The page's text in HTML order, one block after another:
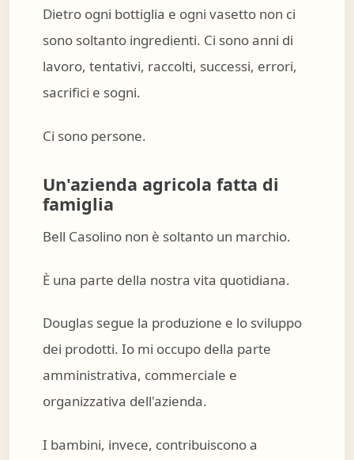
Dietro ogni bottiglia e ogni vasetto non ci
sono soltanto ingredienti. Ci sono anni di
lavoro, tentativi, raccolti, successi, errori,
sacrifici e sogni.
Ci sono persone.
Un'azienda agricola fatta di
famiglia
Bell Casolino non è soltanto un marchio.
È una parte della nostra vita quotidiana.
Douglas segue la produzione e lo sviluppo
dei prodotti. Io mi occupo della parte
amministrativa, commerciale e
organizzativa dell'azienda.
I bambini, invece, contribuiscono a